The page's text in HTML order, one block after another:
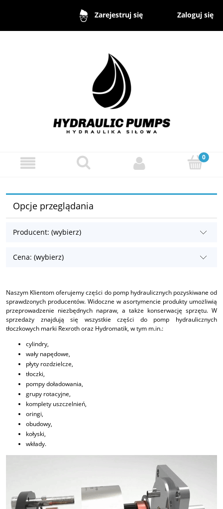
Zarejestruj się Zaloguj się
Opcje przeglądania
Producent: (wybierz)
Cena: (wybierz)
Naszym Klientom oferujemy części do pomp hydraulicznych pozyskiwane od
sprawdzonych producentów. Widoczne w asortymencie produkty umożliwią
przeprowadzenie niezbędnych napraw, a także konserwację sprzętu. W
sprzedaży znajdują się wszystkie części do pomp hydraulicznych
tłoczkowych marki Rexroth oraz Hydromatik, w tym m.in.:
cylindry,
wały napędowe,
płyty rozdzielcze,
tłoczki,
pompy doładowania,
grupy rotacyjne,
komplety uszczelnień,
oringi,
obudowy,
kołyski,
wkłady.